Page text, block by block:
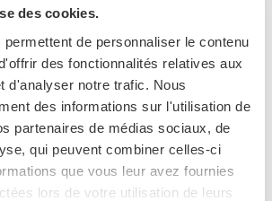
des cookies.
de personnaliser le contenu
des fonctionnalités relatives aux
d'analyser notre trafic. Nous
des informations sur l'utilisation de
partenaires de médias sociaux, de
qui peuvent combiner celles-ci
que vous leur avez fournies
lors de votre utilisation de leurs
Paiement 100% sécurisé
sous 6 jours ouvrés